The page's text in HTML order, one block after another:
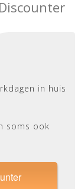
in huis
soms ook